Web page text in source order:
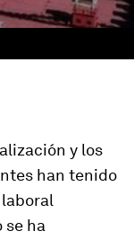
y los
han tenido
se ha